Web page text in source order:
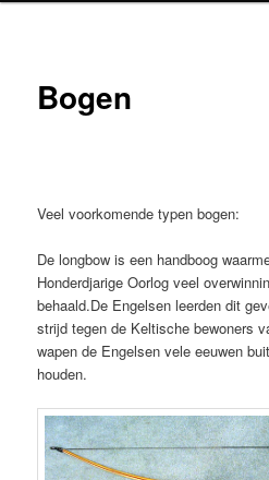
Bogen
Veel voorkomende typen bogen:
De longbow is een handboog
Honderdjarige Oorlog veel
behaald.De Engelsen leerden dit
strijd tegen de Keltische bewoners
wapen de Engelsen vele eeuwen
houden.